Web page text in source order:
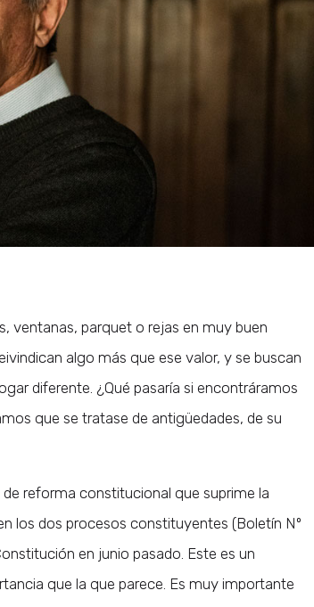
ventanas, parquet o rejas en muy buen
algo más que ese valor, y se buscan
diferente. ¿Qué pasaría si encontráramos
que se tratase de antigüedades, de su
reforma constitucional que suprime la
los dos procesos constituyentes (Boletín Nº
en junio pasado. Este es un
que la que parece. Es muy importante